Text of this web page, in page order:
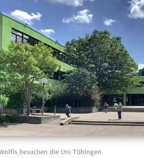
besuchen die Uni Tübingen